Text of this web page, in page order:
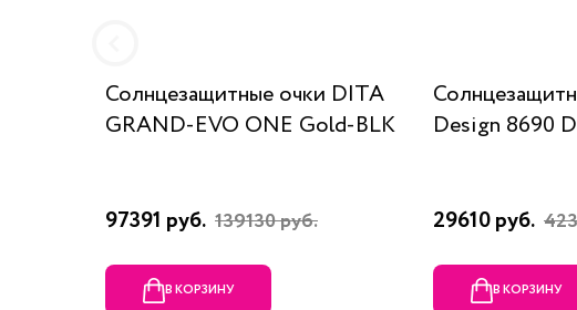
Солнцезащитные очки DITA
GRAND-EVO ONE Gold-BLK
97391 руб. 139130 руб.
В КОРЗИНУ
Design 8690
29610 руб.
В КОРЗИНУ